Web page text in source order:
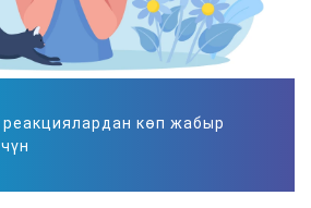
көп жабыр